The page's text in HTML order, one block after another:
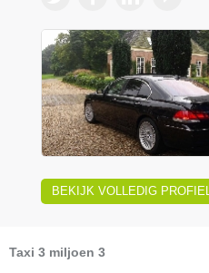
BEKIJK VOLLEDIG PROFIEL
Taxi 3 miljoen 3